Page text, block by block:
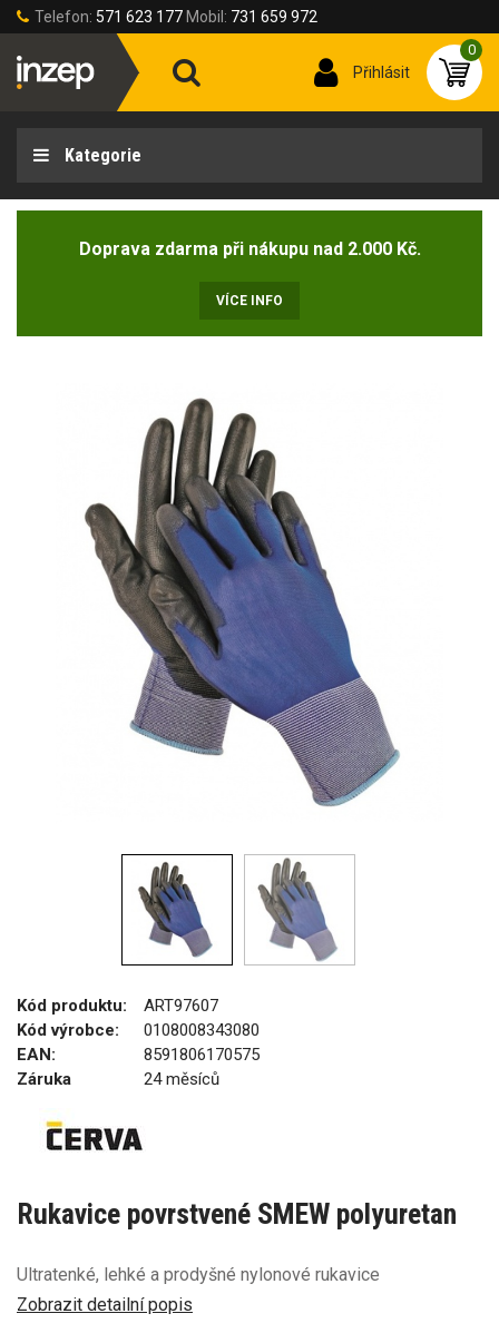
Telefon: 571 623 177 Mobil: 731 659 972
Přihlásit
0
Kategorie
Doprava zdarma při nákupu nad 2.000 Kč.
VÍCE INFO
Kód produktu:
ART97607
Kód výrobce:
0108008343080
EAN:
8591806170575
Záruka
24 měsíců
Rukavice povrstvené SMEW polyuretan
Ultratenké, lehké a prodyšné nylonové rukavice
Zobrazit detailní popis